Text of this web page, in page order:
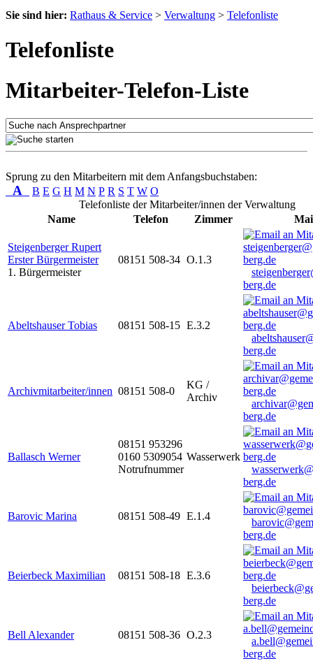
Sie sind hier: Rathaus & Service > Verwaltung > Telefonliste
Telefonliste
Mitarbeiter-Telefon-Liste
Sprung zu den Mitarbeitern mit dem Anfangsbuchstaben:
A B E G H M N P R S T W O
Telefonliste der Mitarbeiter/innen der Verwaltung
Name
Telefon Zimmer
Steigenberger Rupert
Erster Bürgermeister
1. Bürgermeister
08151 508-34 O.1.3
berg.de
Abeltshauser Tobias 08151 508-15 E.3.2
berg.de
Archivmitarbeiter/innen 08151 508-0
KG /
Archiv
berg.de
Ballasch Werner
08151 953296
0160 5309054
Notrufnummer
Wasserwerk
berg.de
Barovic Marina 08151 508-49 E.1.4
berg.de
Beierbeck Maximilian 08151 508-18 E.3.6
berg.de
Bell Alexander 08151 508-36 O.2.3
berg.de